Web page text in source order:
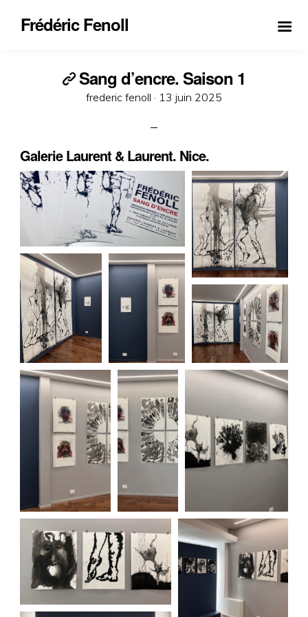
Frédéric Fenoll
Sang d’encre. Saison 1
frederic fenoll · Posted
13 juin 2025
Galerie Laurent & Laurent. Nice.